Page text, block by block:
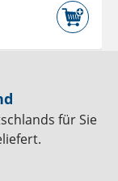
für Sie